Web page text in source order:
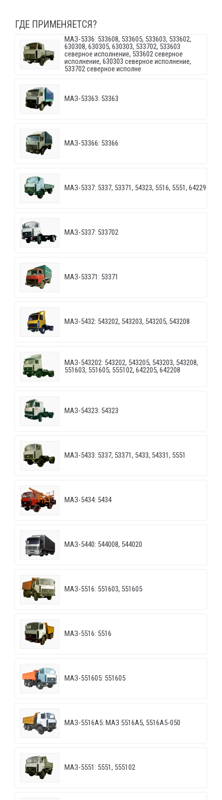
ГДЕ ПРИМЕНЯЕТСЯ?
МАЗ-5336: 533608, 533605, 533603, 533602,
630308, 630305, 630303, 533702, 533603
северное исполнение, 533602 северное
исполнение, 630303 северное исполнение,
533702 северное исполне
МАЗ-53363: 53363
МАЗ-53366: 53366
МАЗ-5337: 5337, 53371, 54323, 5516, 5551, 64229
МАЗ-5337: 533702
МАЗ-53371: 53371
МАЗ-5432: 543202, 543203, 543205, 543208
МАЗ-543202: 543202, 543205, 543203, 543208,
551603, 551605, 555102, 642205, 642208
МАЗ-54323: 54323
МАЗ-5433: 5337, 53371, 5433, 54331, 5551
МАЗ-5434: 5434
МАЗ-5440: 544008, 544020
МАЗ-5516: 551603, 551605
МАЗ-5516: 5516
МАЗ-551605: 551605
МАЗ-5516А5: МАЗ 5516А5, 5516А5-050
МАЗ-5551: 5551, 555102